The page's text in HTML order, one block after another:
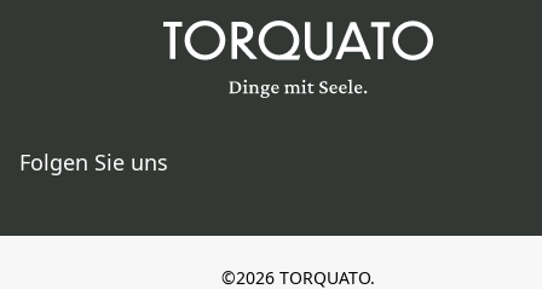
Folgen Sie uns
©2026 TORQUATO.